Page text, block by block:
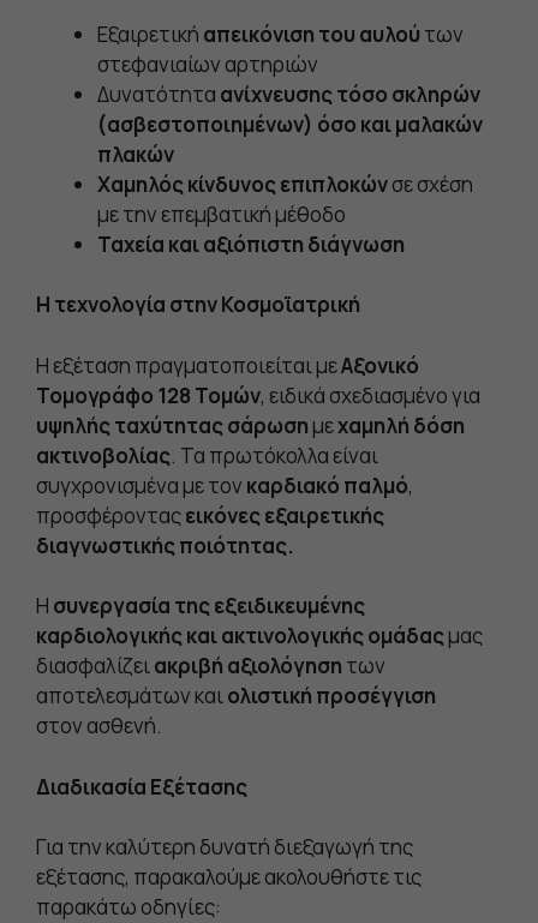
Εξαιρετική απεικόνιση του αυλού των
στεφανιαίων αρτηριών
Δυνατότητα ανίχνευσης τόσο σκληρών
(ασβεστοποιημένων) όσο και μαλακών
πλακών
Χαμηλός κίνδυνος επιπλοκώνσε σχέση
με την επεμβατική μέθοδο
Ταχεία και αξιόπιστη διάγνωση
Η τεχνολογία στην Κοσμοϊατρική
Η εξέταση πραγματοποιείται μεΑξονικό
Τομογράφο 128 Τομών, ειδικά σχεδιασμένο για
υψηλής ταχύτητας σάρωση μεχαμηλή δόση
ακτινοβολίας. Τα πρωτόκολλα είναι
συγχρονισμένα με τον καρδιακό παλμό,
προσφέρονταςεικόνες εξαιρετικής
διαγνωστικής ποιότητας.
Η συνεργασία της εξειδικευμένης
καρδιολογικής και ακτινολογικής ομάδας μας
διασφαλίζειακριβή αξιολόγηση των
αποτελεσμάτων καιολιστική προσέγγιση
στον ασθενή.
Διαδικασία Εξέτασης
Για την καλύτερη δυνατή διεξαγωγή της
εξέτασης, παρακαλούμε ακολουθήστε τις
παρακάτω οδηγίες: